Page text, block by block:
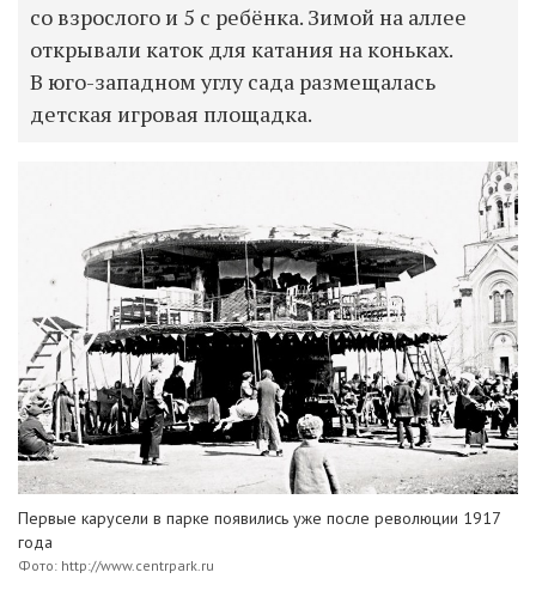
со взрослого и 5 с ребёнка. Зимой на аллее
открывали каток для катания на коньках.
В юго-западном углу сада размещалась
детская игровая площадка.
Первые карусели в парке появились уже после революции 1917
года
Фото: http://www.centrpark.ru